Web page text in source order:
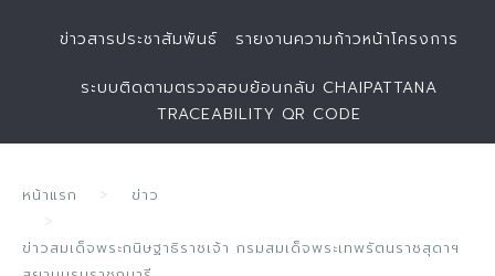
ข่าวสารประชาสัมพันธ์ รายงานความก้าวหน้าโครงการ
ระบบติดตามตรวจสอบย้อนกลับ CHAIPATTANA
TRACEABILITY QR CODE
หน้าแรก ข่าว
ข่าวสมเด็จพระกนิษฐาธิราชเจ้า กรมสมเด็จพระเทพรัตนราชสุดาฯ